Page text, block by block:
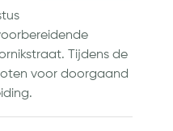
Tijdens de
voor doorgaand